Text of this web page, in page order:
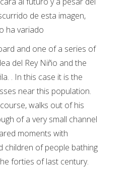
de esta imagen,
ha variado
and one of a series of
del Rey Niño and the
. In this case it is the
near this population.
walks out of his
of a very small channel
moments with
children of people bathing
forties of last century.